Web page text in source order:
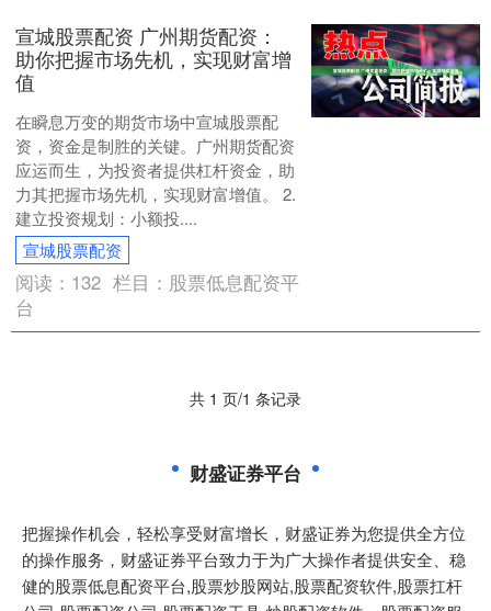
宣城股票配资 广州期货配资：
助你把握市场先机，实现财富增
值
在瞬息万变的期货市场中宣城股票配
资，资金是制胜的关键。广州期货配资
应运而生，为投资者提供杠杆资金，助
力其把握市场先机，实现财富增值。 2.
建立投资规划：小额投....
宣城股票配资
阅读： 132 栏目： 股票低息配资平
台
共 1 页/1 条记录
财盛证券平台
把握操作机会，轻松享受财富增长，财盛证券为您提供全方位
的操作服务，财盛证券平台致力于为广大操作者提供安全、稳
健的股票低息配资平台,股票炒股网站,股票配资软件,股票扛杆